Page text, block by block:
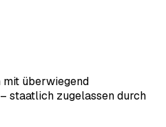
mit überwiegend
staatlich zugelassen durch